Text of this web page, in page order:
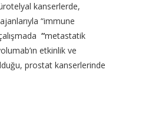
kanserlerde,
“immune
“metastatik
etkinlik ve
prostat kanserlerinde